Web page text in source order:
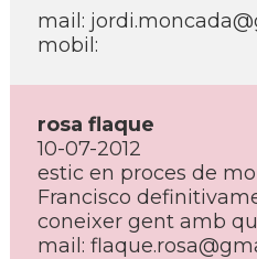
mail:
mobil:
rosa flaque
10-07-2012
estic en proces de
Francisco
coneixer gent amb
mail: